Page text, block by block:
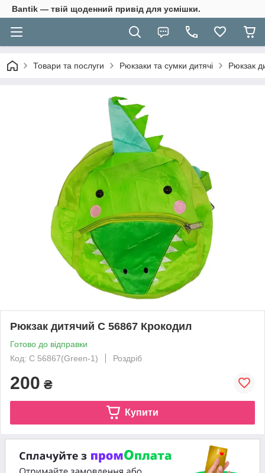
Bantik — твій щоденний привід для усмішки.
Товари та послуги Рюкзаки та сумки дитячі Рюкзак
Рюкзак дитячий C 56867 Крокодил
Готово до відправки
Код: C 56867(Green-1)
Роздріб
200 ₴
Купити